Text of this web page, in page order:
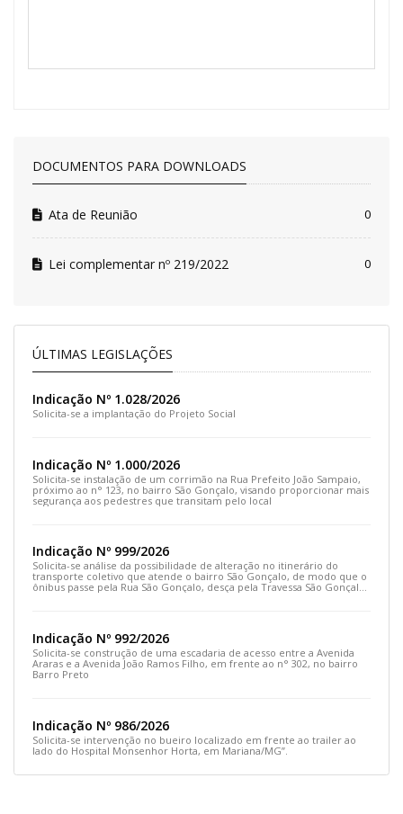
DOCUMENTOS PARA DOWNLOADS
Ata de Reunião 0
Lei complementar nº 219/2022 0
ÚLTIMAS LEGISLAÇÕES
Indicação Nº 1.028/2026
Solicita-se a implantação do Projeto Social
Indicação Nº 1.000/2026
Solicita-se instalação de um corrimão na Rua Prefeito João Sampaio,
próximo ao n° 123, no bairro São Gonçalo, visando proporcionar mais
segurança aos pedestres que transitam pelo local
Indicação Nº 999/2026
Solicita-se análise da possibilidade de alteração no itinerário do
transporte coletivo que atende o bairro São Gonçalo, de modo que o
ônibus passe pela Rua São Gonçalo, desça pela Travessa São Gonçalo
Indicação Nº 992/2026
Solicita-se construção de uma escadaria de acesso entre a Avenida
Araras e a Avenida João Ramos Filho, em frente ao n° 302, no bairro
Barro Preto
Indicação Nº 986/2026
Solicita-se intervenção no bueiro localizado em frente ao trailer ao
lado do Hospital Monsenhor Horta, em Mariana/MG”.